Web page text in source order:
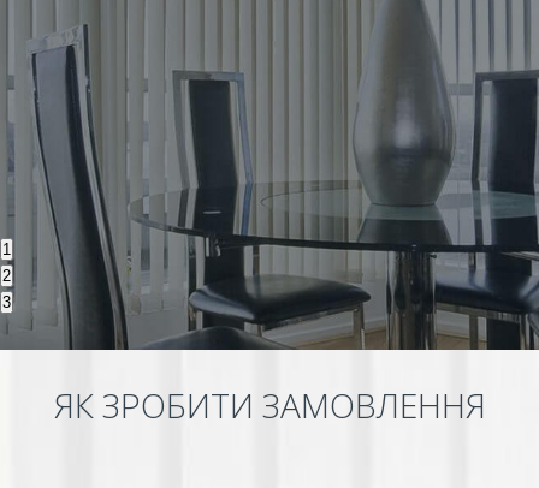
1
2
3
ЯК ЗРОБИТИ ЗАМОВЛЕННЯ